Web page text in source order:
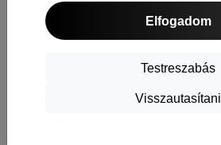
Elfogadom
Testreszabás
Visszautasítani
Áru visszaküldése